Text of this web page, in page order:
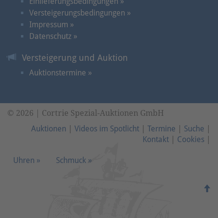
Versteigerungsbedingungen »
Impressum »
Datenschutz »
Versteigerung und Auktion
Auktionstermine »
© 2026 | Cortrie Spezial-Auktionen GmbH
Auktionen
Videos im Spotlicht Termine Suche
Kontakt
Cookies
Uhren » Schmuck »